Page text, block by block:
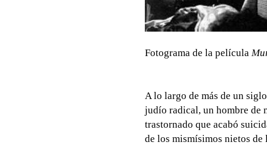
Fotograma de la película
A lo largo de más de un
judío radical, un hombre de
trastornado que acabó
de los mismísimos nietos